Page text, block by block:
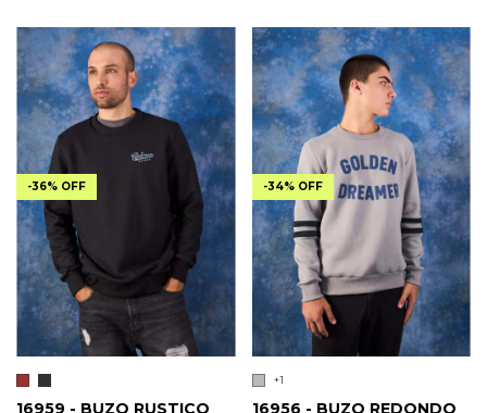
-36% OFF
16959 - BUZO RUSTICO
-34% OFF
+1
16956 - BUZO REDONDO